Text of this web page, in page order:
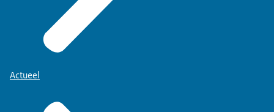
Actueel